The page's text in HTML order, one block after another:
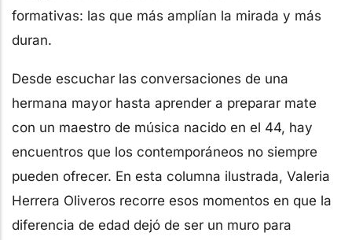
formativas: las que más amplían la mirada y más
duran.
Desde escuchar las conversaciones de una
hermana mayor hasta aprender a preparar mate
con un maestro de música nacido en el 44, hay
encuentros que los contemporáneos no siempre
pueden ofrecer. En esta columna ilustrada, Valeria
Herrera Oliveros recorre esos momentos en que la
diferencia de edad dejó de ser un muro para